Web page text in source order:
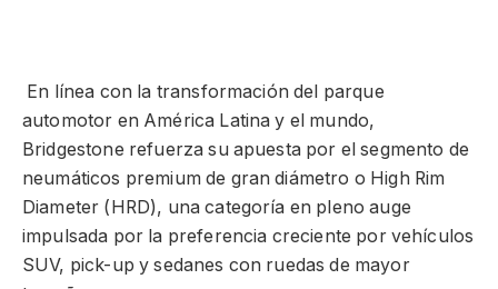
En línea con la transformación del parque
automotor en América Latina y el mundo,
Bridgestone refuerza su apuesta por el segmento de
neumáticos premium de gran diámetro o High Rim
Diameter (HRD), una categoría en pleno auge
impulsada por la preferencia creciente por vehículos
SUV, pick-up y sedanes con ruedas de mayor